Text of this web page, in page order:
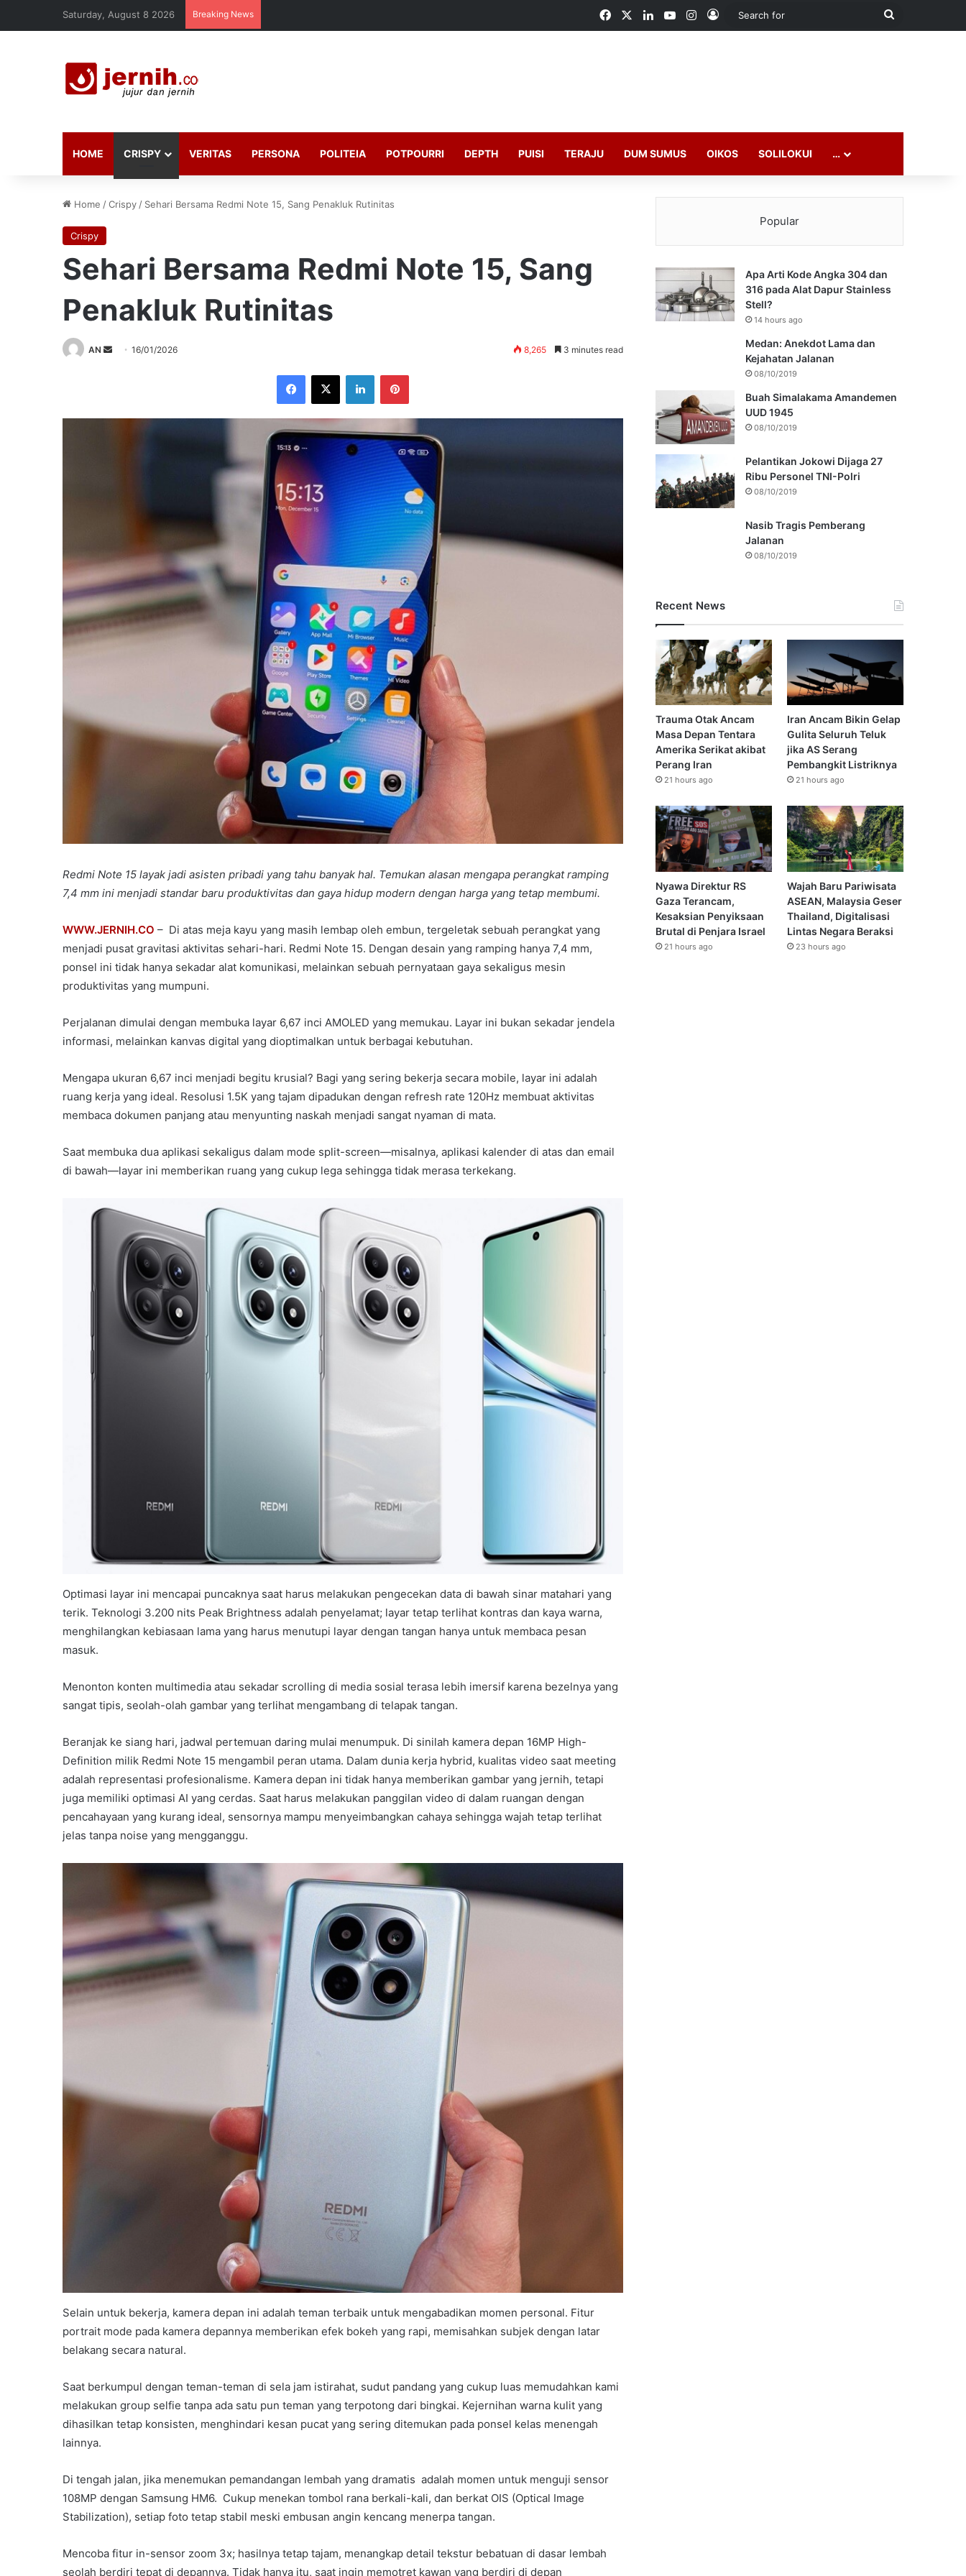
Saturday, August 8 2026 Breaking News FacebookLinkedInYouTubeInstagram
Log In
Search
HOME CRISPY VERITAS PERSONA POLITEIA POTPOURRI DEPTH PUISI TERAJU DUM SUMUS OIKOS SOLILOKUI …
Home /Crispy / Sehari Bersama Redmi Note 15, Sang Penakluk Rutinitas
Crispy
Sehari Bersama Redmi Note 15, Sang
Penakluk Rutinitas
AN
Send16/01/2026 8,265 3 minutes read
Facebook
X LinkedInPinterest
Redmi Note 15 layak jadi asisten pribadi yang tahu banyak hal. Temukan alasan mengapa perangkat ramping
7,4 mm ini menjadi standar baru produktivitas dan gaya hidup modern dengan harga yang tetap membumi.
WWW.JERNIH.CO – Di atas meja kayu yang masih lembap oleh embun, tergeletak sebuah perangkat yang
menjadi pusat gravitasi aktivitas sehari-hari. Redmi Note 15. Dengan desain yang ramping hanya 7,4 mm,
ponsel ini tidak hanya sekadar alat komunikasi, melainkan sebuah pernyataan gaya sekaligus mesin
produktivitas yang mumpuni.
Perjalanan dimulai dengan membuka layar 6,67 inci AMOLED yang memukau. Layar ini bukan sekadar jendela
informasi, melainkan kanvas digital yang dioptimalkan untuk berbagai kebutuhan.
Mengapa ukuran 6,67 inci menjadi begitu krusial? Bagi yang sering bekerja secara mobile, layar ini adalah
ruang kerja yang ideal. Resolusi 1.5K yang tajam dipadukan dengan refresh rate 120Hz membuat aktivitas
membaca dokumen panjang atau menyunting naskah menjadi sangat nyaman di mata.
Saat membuka dua aplikasi sekaligus dalam mode split-screen—misalnya, aplikasi kalender di atas dan email
di bawah—layar ini memberikan ruang yang cukup lega sehingga tidak merasa terkekang.
Optimasi layar ini mencapai puncaknya saat harus melakukan pengecekan data di bawah sinar matahari yang
terik. Teknologi 3.200 nits Peak Brightness adalah penyelamat; layar tetap terlihat kontras dan kaya warna,
menghilangkan kebiasaan lama yang harus menutupi layar dengan tangan hanya untuk membaca pesan
masuk.
Menonton konten multimedia atau sekadar scrolling di media sosial terasa lebih imersif karena bezelnya yang
sangat tipis, seolah-olah gambar yang terlihat mengambang di telapak tangan.
Beranjak ke siang hari, jadwal pertemuan daring mulai menumpuk. Di sinilah kamera depan 16MP High-
Definition milik Redmi Note 15 mengambil peran utama. Dalam dunia kerja hybrid, kualitas video saat meeting
adalah representasi profesionalisme. Kamera depan ini tidak hanya memberikan gambar yang jernih, tetapi
juga memiliki optimasi AI yang cerdas. Saat harus melakukan panggilan video di dalam ruangan dengan
pencahayaan yang kurang ideal, sensornya mampu menyeimbangkan cahaya sehingga wajah tetap terlihat
jelas tanpa noise yang mengganggu.
Selain untuk bekerja, kamera depan ini adalah teman terbaik untuk mengabadikan momen personal. Fitur
portrait mode pada kamera depannya memberikan efek bokeh yang rapi, memisahkan subjek dengan latar
belakang secara natural.
Saat berkumpul dengan teman-teman di sela jam istirahat, sudut pandang yang cukup luas memudahkan kami
melakukan group selfie tanpa ada satu pun teman yang terpotong dari bingkai. Kejernihan warna kulit yang
dihasilkan tetap konsisten, menghindari kesan pucat yang sering ditemukan pada ponsel kelas menengah
lainnya.
Di tengah jalan, jika menemukan pemandangan lembah yang dramatis adalah momen untuk menguji sensor
108MP dengan Samsung HM6. Cukup menekan tombol rana berkali-kali, dan berkat OIS (Optical Image
Stabilization), setiap foto tetap stabil meski embusan angin kencang menerpa tangan.
Mencoba fitur in-sensor zoom 3x; hasilnya tetap tajam, menangkap detail tekstur bebatuan di dasar lembah
seolah berdiri tepat di depannya. Tidak hanya itu, saat ingin memotret kawan yang berdiri di depan
Popular
Apa Arti Kode Angka 304 dan
316 pada Alat Dapur Stainless
Stell?
14 hours ago
Medan: Anekdot Lama dan
Kejahatan Jalanan
08/10/2019
Buah Simalakama Amandemen
UUD 1945
08/10/2019
Pelantikan Jokowi Dijaga 27
Ribu Personel TNI-Polri
08/10/2019
Nasib Tragis Pemberang
Jalanan
08/10/2019
Recent News
Trauma Otak Ancam
Masa Depan Tentara
Amerika Serikat akibat
Perang Iran
21 hours ago
Iran Ancam Bikin Gelap
Gulita Seluruh Teluk
jika AS Serang
Pembangkit Listriknya
21 hours ago
Nyawa Direktur RS
Gaza Terancam,
Kesaksian Penyiksaan
Brutal di Penjara Israel
21 hours ago
Wajah Baru Pariwisata
ASEAN, Malaysia Geser
Thailand, Digitalisasi
Lintas Negara Beraksi
23 hours ago